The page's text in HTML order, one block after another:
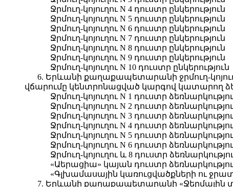
Ջրմուղ-կոյուղու N 4 դուստր ընկերություն
Ջրմուղ-կոյուղու N 5 դուստր ընկերություն
Ջրմուղ-կոյուղու N 6 դուստր ընկերություն
Ջրմուղ-կոյուղու N 7 դուստր ընկերություն
Ջրմուղ-կոյուղու N 8 դուստր ընկերություն
Ջրմուղ-կոյուղու N 9 դուստր ընկերություն
Ջրմուղ-կոյուղու N 10 դուստր ընկերություն
6. Երևանի քաղաքապետարանի ջրմուղ-
վճարումը կենտրոնացված կարգով կատարող
Ջրմուղ-կոյուղու N 1 դուստր
Ջրմուղ-կոյուղու N 2 դուստր
Ջրմուղ-կոյուղու N 3 դուստր
Ջրմուղ-կոյուղու N 4 դուստր
Ջրմուղ-կոյուղու N 5 դուստր
Ջրմուղ-կոյուղու N 6 դուստր
Ջրմուղ-կոյուղու և 8 դուստր
«Աերացիա» կայան դուստր
«Գլխամասային կառուցվածքների ու
7. Երևանի քաղաքապետարանի «Ջերմային